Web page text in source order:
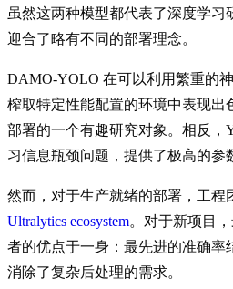
虽然这两种模型都代表了深度学习
迎合了略有不同的部署理念。
DAMO-YOLO 在可以利用繁重的
榨取特定性能配置的环境中表现出
部署的一个有趣研究对象。相反，
习信息瓶颈问题，提供了极高的参
然而，对于生产就绪的部署，工程
Ultralytics ecosystem。对于新项目
者的优点于一身：最先进的准确率
消除了复杂后处理的需求。